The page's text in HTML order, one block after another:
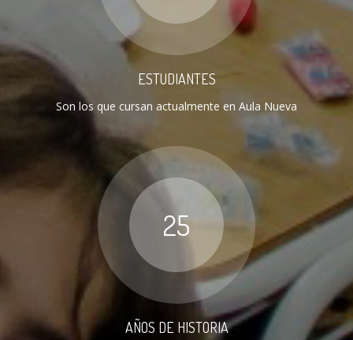
ESTUDIANTES
Son los que cursan actualmente en Aula Nueva
25
AÑOS DE HISTORIA